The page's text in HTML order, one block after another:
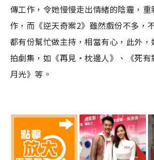
傳工作，令她慢慢走出情緒的陰霾，重
作，而《逆天奇案2》雖然戲份不多，
都有份幫忙做主持，相當有心，此外
拍劇集，如《再見‧枕邊人》、《死有
月光》等。